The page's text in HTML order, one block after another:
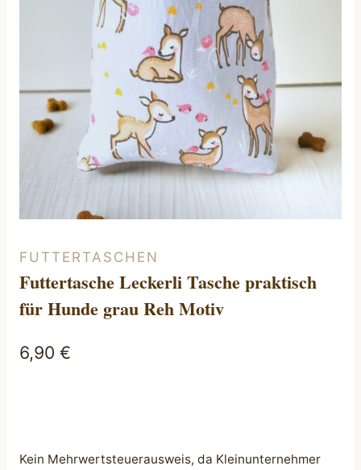
FUTTERTASCHEN
Futtertasche Leckerli Tasche praktisch
für Hunde grau Reh Motiv
6,90 €
Kein Mehrwertsteuerausweis, da Kleinunternehmer